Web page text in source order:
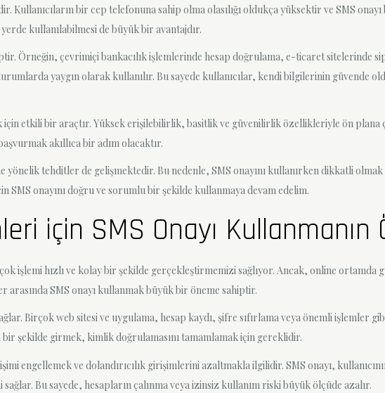
Kullanıcıların bir cep telefonuna sahip olma olasılığı oldukça yüksektir ve SMS
kullanılabilmesi de büyük bir avantajdır.
Örneğin, çevrimiçi bankacılık işlemlerinde hesap doğrulama, e-ticaret sitelerinde
yaygın olarak kullanılır. Bu sayede kullanıcılar, kendi bilgilerinin güvende
için etkili bir araçtır. Yüksek erişilebilirlik, basitlik ve güvenilirlik özellikleriyle ön plana
akıllıca bir adım olacaktır.
yönelik tehditler de gelişmektedir. Bu nedenle, SMS onayını kullanırken dikkatli
onayını doğru ve sorumlu bir şekilde kullanmaya devam edelim.
için SMS Onayı Kullanmanın
işlemi hızlı ve kolay bir şekilde gerçekleştirmemizi sağlıyor. Ancak, online
SMS onayı kullanmak büyük bir öneme sahiptir.
Birçok web sitesi ve uygulama, hesap kaydı, şifre sıfırlama veya önemli işlemler
şekilde girmek, kimlik doğrulamasını tamamlamak için gereklidir.
engellemek ve dolandırıcılık girişimlerini azaltmakla ilgilidir. SMS onayı,
Bu sayede, hesapların çalınma veya izinsiz kullanım riski büyük ölçüde azalır.